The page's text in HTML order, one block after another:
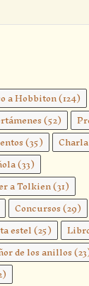
a Hobbiton(124)
(52)
(35) Charla
(33)
a Tolkien(31)
Concursos(29)
estel(25)
de los anillos